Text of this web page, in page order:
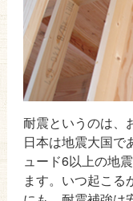
耐震というのは、
日本は地震大国で
ュード6以上の地
ます。いつ起こる